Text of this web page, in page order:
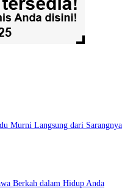
Murni Langsung dari Sarangnya
Berkah dalam Hidup Anda